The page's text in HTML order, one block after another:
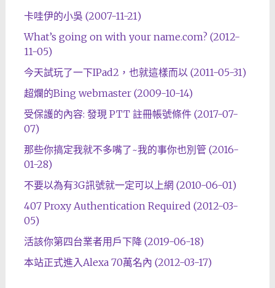
卡哇伊的小吳 (2007-11-21)
What’s going on with your name.com? (2012-
11-05)
今天試玩了一下IPad2，也就這樣而以 (2011-05-31)
超爛的Bing webmaster (2009-10-14)
受保護的內容: 發現 PTT 註冊帳號條件 (2017-07-
07)
那些你搞定我就不多嘴了~我的事你也別管 (2016-
01-28)
不要以為有3G訊號就一定可以上網 (2010-06-01)
407 Proxy Authentication Required (2012-03-
05)
活該你第四台業者用戶下降 (2019-06-18)
本站正式進入Alexa 70萬名內 (2012-03-17)